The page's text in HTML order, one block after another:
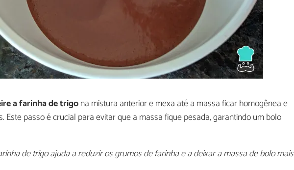
a farinha de trigona mistura anterior e mexa até a massa ficar homogênea e
Este passo é crucial para evitar que a massa fique pesada, garantindo um bolo
de trigo ajuda a reduzir os grumos de farinha e a deixar a massa de bolo mais